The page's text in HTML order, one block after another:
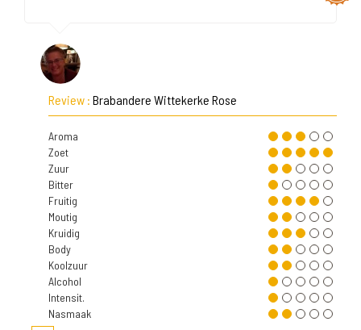
Review : Brabandere Wittekerke Rose
Aroma
Zoet
Zuur
Bitter
Fruitig
Moutig
Kruidig
Body
Koolzuur
Alcohol
Intensit.
Nasmaak